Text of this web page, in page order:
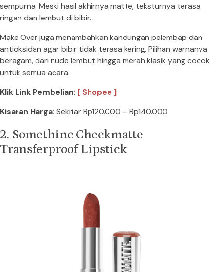
sempurna. Meski hasil akhirnya matte, teksturnya terasa
ringan dan lembut di bibir.
Make Over juga menambahkan kandungan pelembap dan
antioksidan agar bibir tidak terasa kering. Pilihan warnanya
beragam, dari nude lembut hingga merah klasik yang cocok
untuk semua acara.
Klik Link Pembelian: [ Shopee ]
Kisaran Harga: Sekitar Rp120.000 – Rp140.000
2. Somethinc Checkmatte
Transferproof Lipstick